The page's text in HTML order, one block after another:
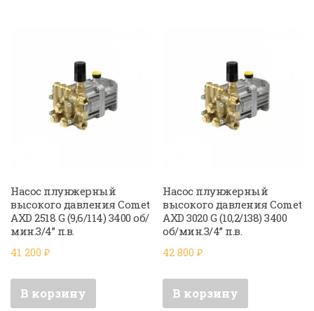
Насос плунжерный
высокого давления Comet
AXD 2518 G (9,6/114) 3400 об/
мин.3/4” п.в.
41 200 ₽
В корзину
Насос плунжерный
высокого давления Comet
AXD 3020 G (10,2/138) 3400
об/мин.3/4” п.в.
42 800₽
В корзину